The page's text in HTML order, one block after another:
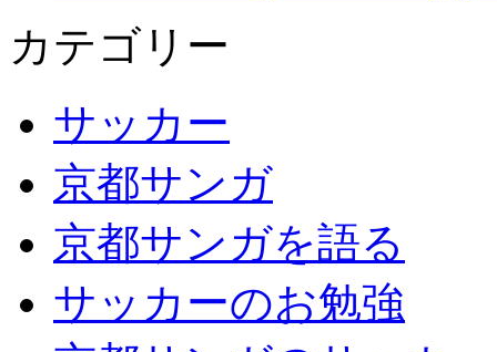
カテゴリー
サッカー
京都サンガ
京都サンガを語る
サッカーのお勉強